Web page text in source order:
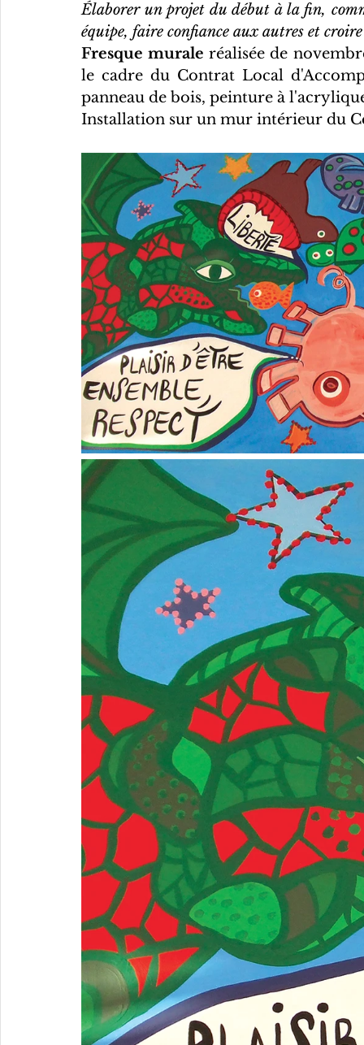
Élaborer un projet du début à la fin,
équipe, faire confiance aux autres et croire
Fresque murale réalisée de
le cadre du Contrat Local
panneau de bois, peinture à
Installation sur un mur intérieur du